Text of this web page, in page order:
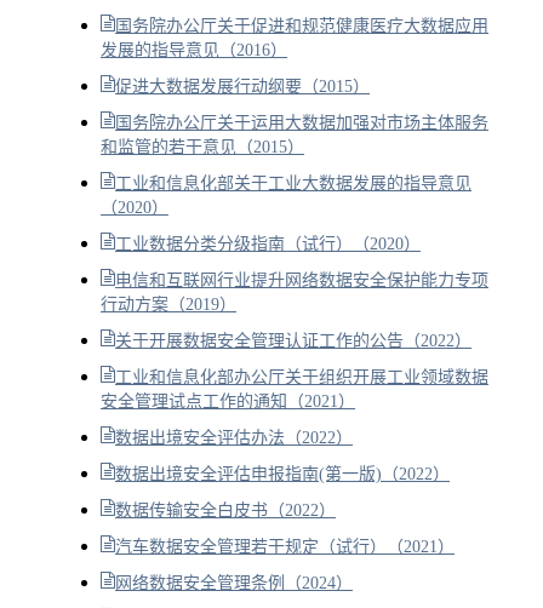
国务院办公厅关于促进和规范健康医疗大数据应用
发展的指导意见（2016）
促进大数据发展行动纲要（2015）
国务院办公厅关于运用大数据加强对市场主体服务
和监管的若干意见（2015）
工业和信息化部关于工业大数据发展的指导意见
（2020）
工业数据分类分级指南（试行）（2020）
电信和互联网行业提升网络数据安全保护能力专项
行动方案（2019）
关于开展数据安全管理认证工作的公告（2022）
工业和信息化部办公厅关于组织开展工业领域数据
安全管理试点工作的通知（2021）
数据出境安全评估办法（2022）
数据出境安全评估申报指南(第一版)（2022）
数据传输安全白皮书（2022）
汽车数据安全管理若干规定（试行）（2021）
网络数据安全管理条例（2024）